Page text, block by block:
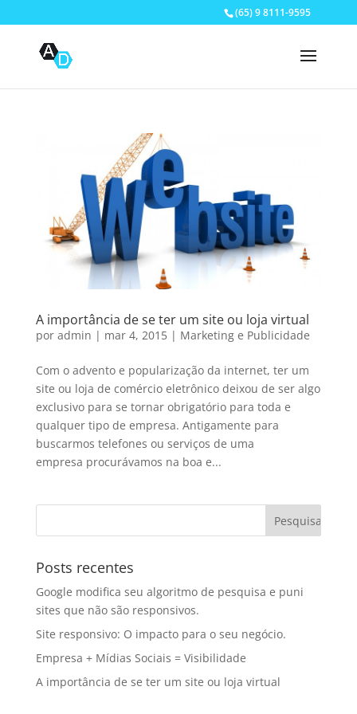
(65) 9 8111-9595
A importância de se ter um site ou loja virtual
por admin | mar 4, 2015| Marketing e Publicidade
Com o advento e popularização da internet, ter um
site ou loja de comércio eletrônico deixou de ser algo
exclusivo para se tornar obrigatório para toda e
qualquer tipo de empresa. Antigamente para
buscarmos telefones ou serviços de uma
empresa procurávamos na boa e...
Posts recentes
Google modifica seu algoritmo de pesquisa e puni
sites que não são responsivos.
Site responsivo: O impacto para o seu negócio.
Empresa + Mídias Sociais = Visibilidade
A importância de se ter um site ou loja virtual